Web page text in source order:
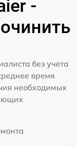
-
без учета
время
необходимых